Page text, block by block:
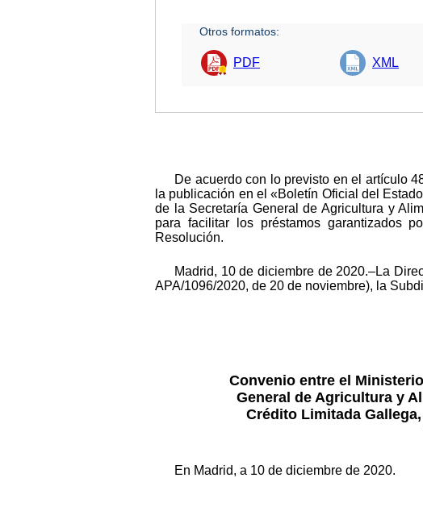
Otros formatos:
PDF XML
De acuerdo con lo previsto en el artículo
la publicación en el «Boletín Oficial del
de la Secretaría General de Agricultura y
para facilitar los préstamos garantizados
Resolución.
Madrid, 10 de diciembre de 2020.–La
APA/1096/2020, de 20 de noviembre), la
Convenio entre el
General de Agricultura y
Crédito Limitada
En Madrid, a 10 de diciembre de 2020.